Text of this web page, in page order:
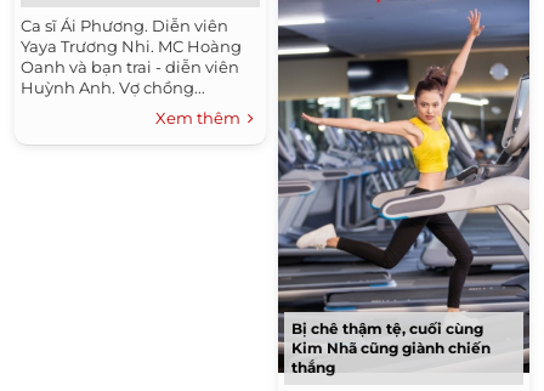
Ca sĩ Ái Phương. Diễn viên
Yaya Trương Nhi. MC Hoàng
Oanh và bạn trai - diễn viên
Huỳnh Anh. Vợ chồng...
Xem thêm
Bị chê thậm tệ, cuối cùng
Kim Nhã cũng giành chiến
thắng